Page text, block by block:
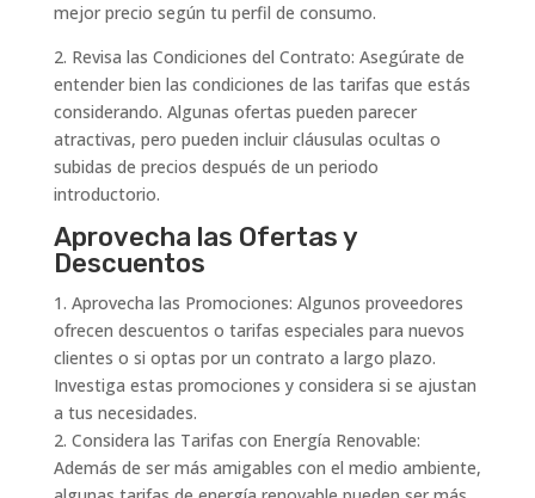
mejor precio según tu perfil de consumo.
2. Revisa las Condiciones del Contrato: Asegúrate de
entender bien las condiciones de las tarifas que estás
considerando. Algunas ofertas pueden parecer
atractivas, pero pueden incluir cláusulas ocultas o
subidas de precios después de un periodo
introductorio.
Aprovecha las Ofertas y
Descuentos
1. Aprovecha las Promociones: Algunos proveedores
ofrecen descuentos o tarifas especiales para nuevos
clientes o si optas por un contrato a largo plazo.
Investiga estas promociones y considera si se ajustan
a tus necesidades.
2. Considera las Tarifas con Energía Renovable:
Además de ser más amigables con el medio ambiente,